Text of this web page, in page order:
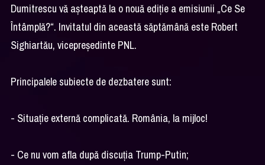
Dumitrescu vă așteaptă la o nouă ediție a emisiunii „Ce Se
Întâmplă?“. Invitatul din această săptămână este Robert
Sighiartău, vicepreședinte PNL.
Principalele subiecte de dezbatere sunt:
- Situație externă complicată. România, la mijloc!
- Ce nu vom afla după discuția Trump-Putin;